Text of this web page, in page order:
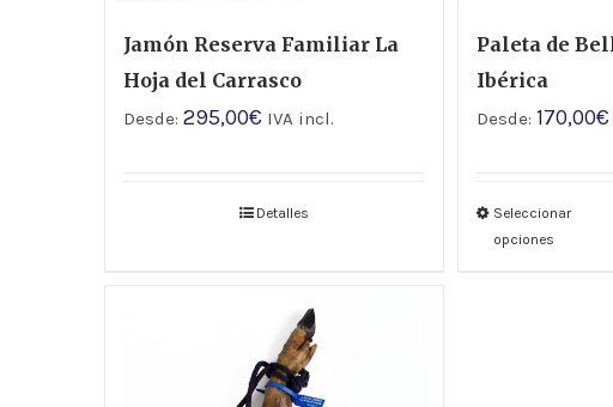
Jamón Reserva Familiar La
Hoja del Carrasco
Desde: 295,00€ IVA incl.
Detalles
Paleta de
Ibérica
Desde:170,00€
Seleccionar
opciones